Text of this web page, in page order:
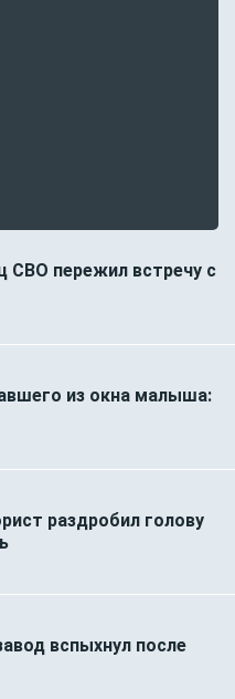
СВО пережил встречу с
из окна малыша:
раздробил голову
вспыхнул после